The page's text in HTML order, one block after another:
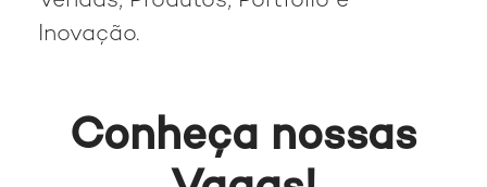
Inovação.
Conheça nossas